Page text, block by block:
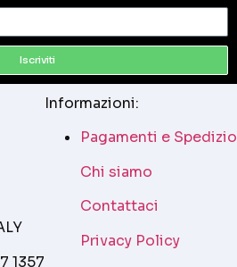
Iscriviti
1357
Informazioni:
Pagamenti e
Chi siamo
Contattaci
Privacy Policy